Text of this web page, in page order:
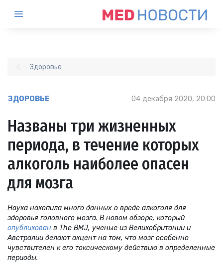
Здоровье
ЗДОРОВЬЕ 04 декабря 2020, 20:00
Названы три жизненных
периода, в течение которых
алкоголь наиболее опасен
для мозга
Наука накопила много данных о вреде алкоголя для
здоровья головного мозга. В новом обзоре, который
опубликован в The BMJ, ученые из Великобритании и
Австралии делают акцент на том, что мозг особенно
чувствителен к его токсическому действию в определенные
периоды.